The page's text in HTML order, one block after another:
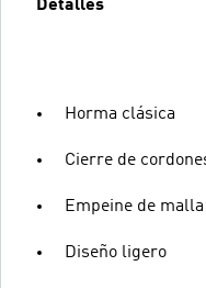
Detalles
Horma clásica
Cierre de
Empeine de
Diseño ligero